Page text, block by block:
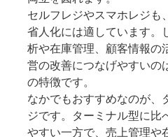
セルフレジやスマホレジも
省人化には適しています。
析や在庫管理、顧客情報の
営の改善につなげやすいの
の特徴です。
なかでもおすすめなのが、
ジです。ターミナル型に比
やすい一方で、売上管理や